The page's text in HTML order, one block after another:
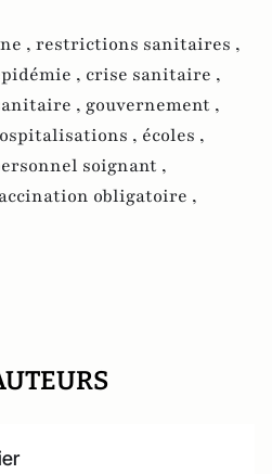
, restrictions sanitaires ,
, crise sanitaire ,
, gouvernement ,
, écoles ,
soignant ,
obligatoire ,